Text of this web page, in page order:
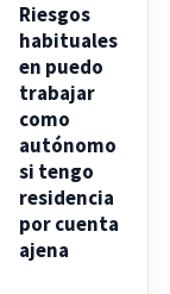
Riesgos
habituales
en puedo
trabajar
como
autónomo
si tengo
residencia
por cuenta
ajena